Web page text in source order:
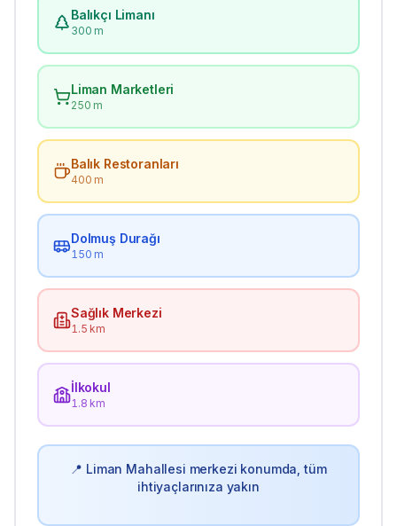
Balıkçı Limanı
300 m
Liman Marketleri
250 m
Balık Restoranları
400 m
Dolmuş Durağı
150 m
Sağlık Merkezi
1.5 km
İlkokul
1.8 km
📍 Liman Mahallesi merkezi konumda, tüm
ihtiyaçlarınıza yakın